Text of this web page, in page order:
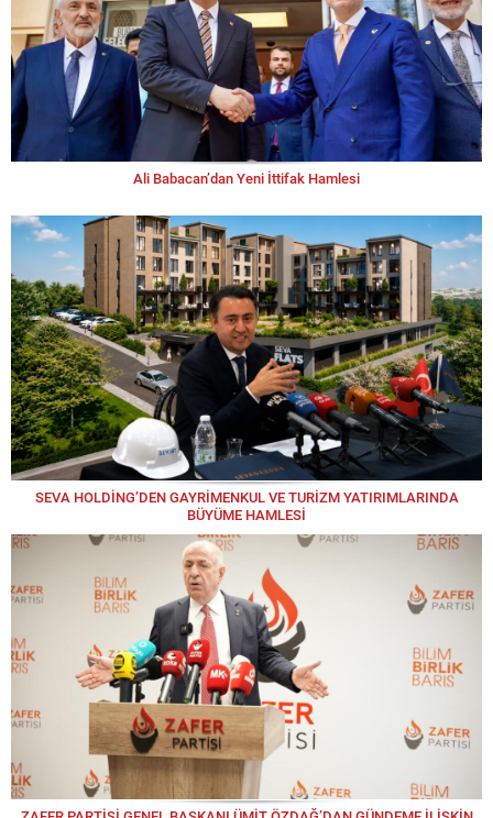
Ali Babacan’dan Yeni İttifak Hamlesi
SEVA HOLDİNG’DEN GAYRİMENKUL VE TURİZM YATIRIMLARINDA
BÜYÜME HAMLESİ